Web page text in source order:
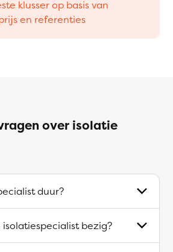
klusser op basis van
en referenties
over isolatie
duur?
isolatiespecialist bezig?